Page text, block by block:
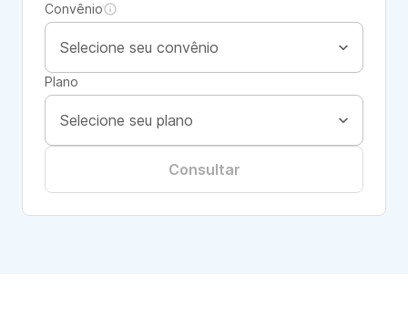
Convênio
Plano
Consultar